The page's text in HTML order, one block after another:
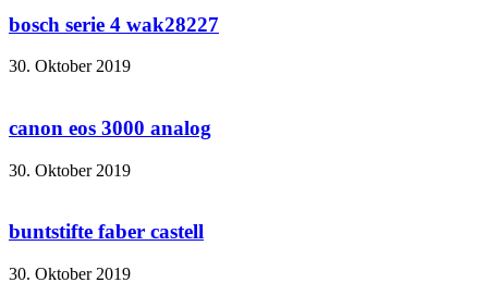
bosch serie 4 wak28227
30. Oktober 2019
canon eos 3000 analog
30. Oktober 2019
buntstifte faber castell
30. Oktober 2019